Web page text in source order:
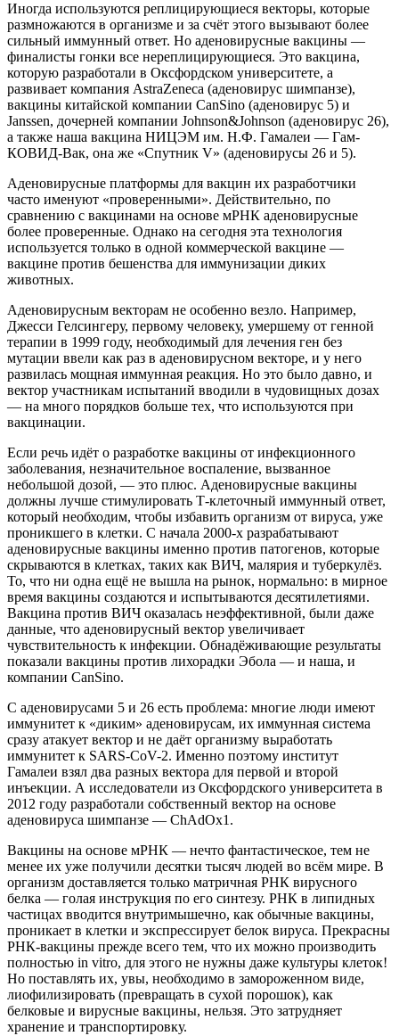
Иногда используются реплицирующиеся векторы, которые
размножаются в организме и за счёт этого вызывают более
сильный иммунный ответ. Но аденовирусные вакцины —
финалисты гонки все нереплицирующиеся. Это вакцина,
которую разработали в Оксфордском университете, а
развивает компания AstraZeneca (аденовирус шимпанзе),
вакцины китайской компании CanSino (аденовирус 5) и
Janssen, дочерней компании Johnson&Johnson (аденовирус 26),
а также наша вакцина НИЦЭМ им. Н.Ф. Гамалеи — Гам-
КОВИД-Вак, она же «Спутник V» (аденовирусы 26 и 5).
Аденовирусные платформы для вакцин их разработчики
часто именуют «проверенными». Действительно, по
сравнению с вакцинами на основе мРНК аденовирусные
более проверенные. Однако на сегодня эта технология
используется только в одной коммерческой вакцине —
вакцине против бешенства для иммунизации диких
животных.
Аденовирусным векторам не особенно везло. Например,
Джесси Гелсингеру, первому человеку, умершему от генной
терапии в 1999 году, необходимый для лечения ген без
мутации ввели как раз в аденовирусном векторе, и у него
развилась мощная иммунная реакция. Но это было давно, и
вектор участникам испытаний вводили в чудовищных дозах
— на много порядков больше тех, что используются при
вакцинации.
Если речь идёт о разработке вакцины от инфекционного
заболевания, незначительное воспаление, вызванное
небольшой дозой, — это плюс. Аденовирусные вакцины
должны лучше стимулировать Т-клеточный иммунный ответ,
который необходим, чтобы избавить организм от вируса, уже
проникшего в клетки. С начала 2000-х разрабатывают
аденовирусные вакцины именно против патогенов, которые
скрываются в клетках, таких как ВИЧ, малярия и туберкулёз.
То, что ни одна ещё не вышла на рынок, нормально: в мирное
время вакцины создаются и испытываются десятилетиями.
Вакцина против ВИЧ оказалась неэффективной, были даже
данные, что аденовирусный вектор увеличивает
чувствительность к инфекции. Обнадёживающие результаты
показали вакцины против лихорадки Эбола — и наша, и
компании CanSino.
С аденовирусами 5 и 26 есть проблема: многие люди имеют
иммунитет к «диким» аденовирусам, их иммунная система
сразу атакует вектор и не даёт организму выработать
иммунитет к SARS-CoV-2. Именно поэтому институт
Гамалеи взял два разных вектора для первой и второй
инъекции. А исследователи из Оксфордского университета в
2012 году разработали собственный вектор на основе
аденовируса шимпанзе — ChAdOx1.
Вакцины на основе мРНК — нечто фантастическое, тем не
менее их уже получили десятки тысяч людей во всём мире. В
организм доставляется только матричная РНК вирусного
белка — голая инструкция по его синтезу. РНК в липидных
частицах вводится внутримышечно, как обычные вакцины,
проникает в клетки и экспрессирует белок вируса. Прекрасны
РНК-вакцины прежде всего тем, что их можно производить
полностью in vitro, для этого не нужны даже культуры клеток!
Но поставлять их, увы, необходимо в замороженном виде,
лиофилизировать (превращать в сухой порошок), как
белковые и вирусные вакцины, нельзя. Это затрудняет
хранение и транспортировку.